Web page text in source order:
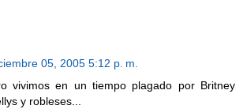
05, 2005 5:12 p. m.
vivimos en un tiempo plagado por Britney
y robleses...